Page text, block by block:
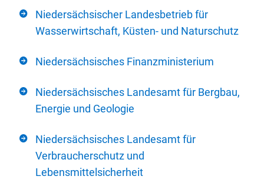
Niedersächsischer Landesbetrieb für
Wasserwirtschaft, Küsten- und Naturschutz
Niedersächsisches Finanzministerium
Niedersächsisches Landesamt für Bergbau,
Energie und Geologie
Niedersächsisches Landesamt für
Verbraucherschutz und
Lebensmittelsicherheit